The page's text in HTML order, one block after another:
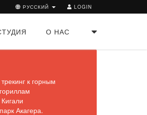
LOGIN
РУССКИЙ
О НАС
трекинг к горным
гориллам
Кигали
парк Акагера.